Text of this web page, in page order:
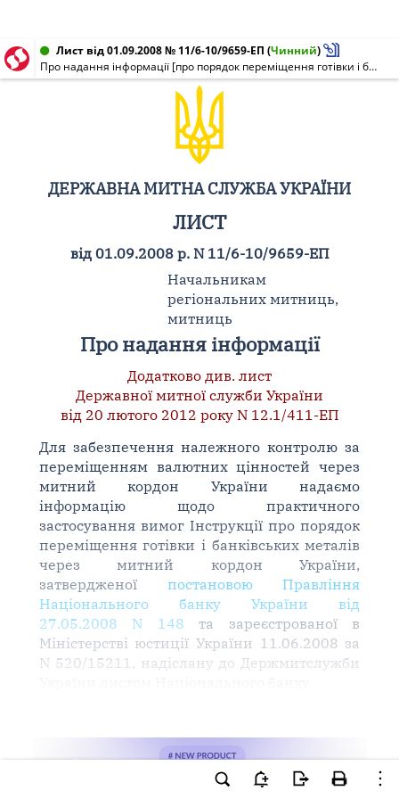
Лист від 01.09.2008 № 11/6-10/9659-ЕП (Чинний)
Про надання інформації [про порядок переміщення готівки і банківських металів через митний кордон України]
ДЕРЖАВНА МИТНА СЛУЖБА УКРАЇНИ
ЛИСТ
від 01.09.2008 р. N 11/6-10/9659-ЕП
Начальникам
регіональних митниць,
митниць
Про надання інформації
Додатково див. лист
Державної митної служби України
від 20 лютого 2012 року N 12.1/411-ЕП
Для забезпечення належного контролю за
переміщенням валютних цінностей через
митний кордон України надаємо
інформацію щодо практичного
застосування вимог Інструкції про порядок
переміщення готівки і банківських металів
через митний кордон України,
затвердженої постановою Правління
Національного банку України від
27.05.2008 N 148 та зареєстрованої в
Міністерстві юстиції України 11.06.2008 за
N 520/15211, надіслану до Держмитслужби